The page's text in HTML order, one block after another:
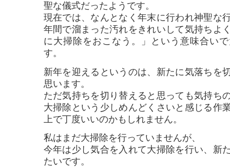
聖な儀式だったようです。
現在では、なんとなく年末に行われ神聖な
年間で溜まった汚れをきれいして気持ちよ
に大掃除をおこなう。」という意味合い
す。
新年を迎えるというのは、新たに気落ちを
思います。
ただ気持ちを切り替えると思っても気持ち
大掃除という少しめんどくさいと感じる作
上で丁度いいのかもしれません。
私はまだ大掃除を行っていませんが、
今年は少し気合を入れて大掃除を行い、新
たいです。